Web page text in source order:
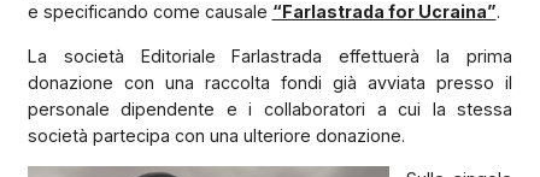
e specificando come causale “Farlastrada for Ucraina”.
La società Editoriale Farlastrada effettuerà la prima
donazione con una raccolta fondi già avviata presso il
personale dipendente e i collaboratori a cui la stessa
società partecipa con una ulteriore donazione.